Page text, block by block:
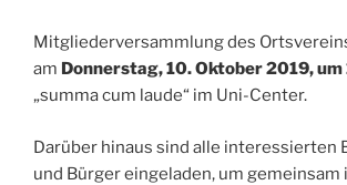
Mitgliederversammlung des
am Donnerstag, 10. Oktober 2019,
„summa cum laude“ im Uni-Center.
Darüber hinaus sind alle interessierten
und Bürger eingeladen, um gemeinsam